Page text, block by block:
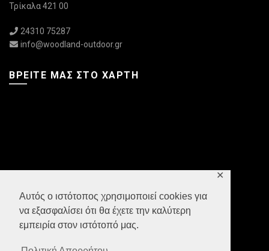
Αυτός ο ιστότοπος χρησιμοποιεί cookies για
να εξασφαλίσει ότι θα έχετε την καλύτερη
εμπειρία στον ιστότοπό μας.
✕
Τρίκαλα 421 00
24310 75287
info@woodland-outdoor.gr
ΒΡΕΊΤΕ ΜΑΣ ΣΤΟ ΧΆΡΤΗ